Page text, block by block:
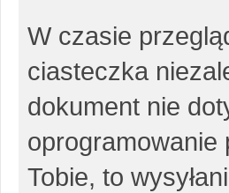
W czasie
ciasteczka
dokument nie
oprogramowanie
Tobie, to